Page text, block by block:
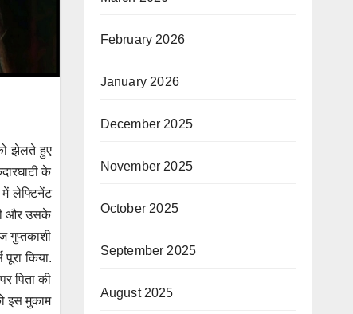
झेलते हुए
के
में लेफ्टिनेंट
और उसके
गुप्तकाशी
किया.
पिता की
इस मुकाम
February 2026
January 2026
December 2025
November 2025
October 2025
September 2025
August 2025